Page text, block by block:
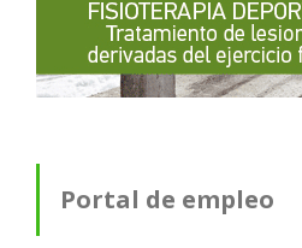
Portal de empleo